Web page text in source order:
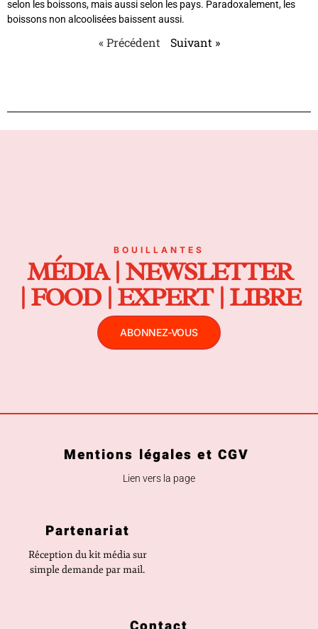
selon les boissons, mais aussi selon les pays. Paradoxalement, les
boissons non alcoolisées baissent aussi.
« Précédent Suivant »
BOUILLANTES
MÉDIA | NEWSLETTER
| FOOD | EXPERT | LIBRE
ABONNEZ-VOUS
Mentions légales et CGV
Lien vers la page
Partenariat
Réception du kit média sur
simple demande par mail.